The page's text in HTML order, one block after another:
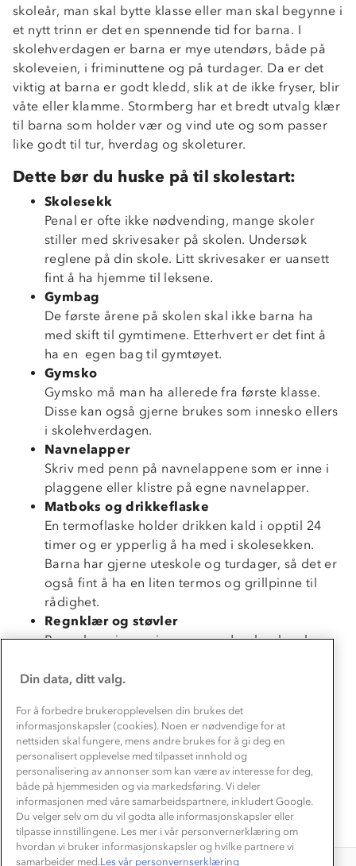
skoleår, man skal bytte klasse eller man skal begynne i
et nytt trinn er det en spennende tid for barna. I
skolehverdagen er barna er mye utendørs, både på
skoleveien, i friminuttene og på turdager. Da er det
viktig at barna er godt kledd, slik at de ikke fryser, blir
våte eller klamme. Stormberg har et bredt utvalg klær
til barna som holder vær og vind ute og som passer
like godt til tur, hverdag og skoleturer.
Dette bør du huske på til skolestart:
Skolesekk
Penal er ofte ikke nødvending, mange skoler
stiller med skrivesaker på skolen. Undersøk
reglene på din skole. Litt skrivesaker er uansett
fint å ha hjemme til leksene.
Gymbag
De første årene på skolen skal ikke barna ha
med skift til gymtimene. Etterhvert er det fint å
ha en egen bag til gymtøyet.
Gymsko
Gymsko må man ha allerede fra første klasse.
Disse kan også gjerne brukes som innesko ellers
i skolehverdagen.
Navnelapper
Skriv med penn på navnelappene som er inne i
plaggene eller klistre på egne navnelapper.
Matboks og drikkeflaske
En termoflaske holder drikken kald i opptil 24
timer og er ypperlig å ha med i skolesekken.
Barna har gjerne uteskole og turdager, så det er
også fint å ha en liten termos og grillpinne til
rådighet.
Regnklær og støvler
Barna har gjerne sin egen garderobeplass hvor
regnskurene dukker opp, så det er best å være
Godt yttertøy
Barna er ute i all salgs vær. Funksjonelt og
slitesterkt yttertøyer er viktig for en god
uteopplevelse. En skallbukse og -jakke er svært
praktiske skoleklær, som passer godt til norske
værforhold.
Konkurransevinnere
Kundeklubb
Våre butikker
Bedrift, barnehage og SFO
Presse
Om Stormberg
Verdigrunnlag
Klima og miljø
Etisk handel
Dyreetikk
1% til samfunnet
Inkludering
Materialer
Personvern
Samarbeide med oss?
Alt du trenger til Norgesferien
Dette trenger du til barnehagen
Gravidklær
Hvordan velge riktig turtøy?
Vask og vedlikehold
EL-retur
Norgesferie 🇳🇴
Få turinspirasjon og tips her⛰
Overnatte utendørs⛺
Din data, ditt valg.
For å forbedre brukeropplevelsen din brukes det
informasjonskapsler (cookies). Noen er nødvendige for at
nettsiden skal fungere, mens andre brukes for å gi deg en
personalisert opplevelse med tilpasset innhold og
personalisering av annonser som kan være av interesse for deg,
både på hjemmesiden og via markedsføring. Vi deler
informasjonen med våre samarbeidspartnere, inkludert Google.
Du velger selv om du vil godta alle informasjonskapsler eller
tilpasse innstillingene. Les mer i vår personvernerklæring om
hvordan vi bruker informasjonskapsler og hvilke partnere vi
samarbeider med.Les vår personvernserklæring